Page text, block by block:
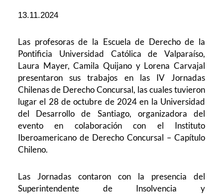
13.11.2024
Las profesoras de la Escuela de Derecho de la
Pontificia Universidad Católica de Valparaíso,
Laura Mayer, Camila Quijano y Lorena Carvajal
presentaron sus trabajos en las IV Jornadas
Chilenas de Derecho Concursal, las cuales tuvieron
lugar el 28 de octubre de 2024 en la Universidad
del Desarrollo de Santiago, organizadora del
evento en colaboración con el Instituto
Iberoamericano de Derecho Concursal – Capítulo
Chileno.
Las Jornadas contaron con la presencia del
Superintendente de Insolvencia y